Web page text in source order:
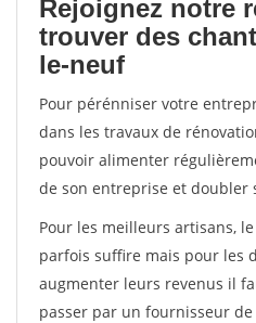
Rejoignez notre
trouver des
le-neuf
Pour pérénniser votre
dans les travaux de
pouvoir alimenter
de son entreprise et doubler
Pour les meilleurs artisans,
parfois suffire mais pour les
augmenter leurs revenus il
passer par un fournisseur